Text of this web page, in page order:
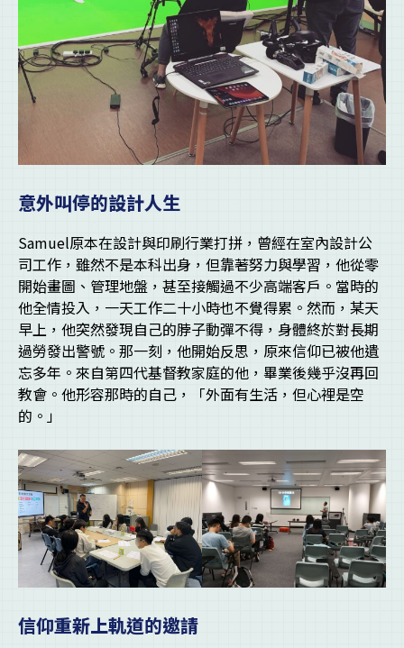
意外叫停的設計人生
Samuel原本在設計與印刷行業打拼，曾經在室內設計公
司工作，雖然不是本科出身，但靠著努力與學習，他從零
開始畫圖、管理地盤，甚至接觸過不少高端客戶。當時的
他全情投入，一天工作二十小時也不覺得累。然而，某天
早上，他突然發現自己的脖子動彈不得，身體終於對長期
過勞發出警號。那一刻，他開始反思，原來信仰已被他遺
忘多年。來自第四代基督教家庭的他，畢業後幾乎沒再回
教會。他形容那時的自己，「外面有生活，但心裡是空
的。」
信仰重新上軌道的邀請